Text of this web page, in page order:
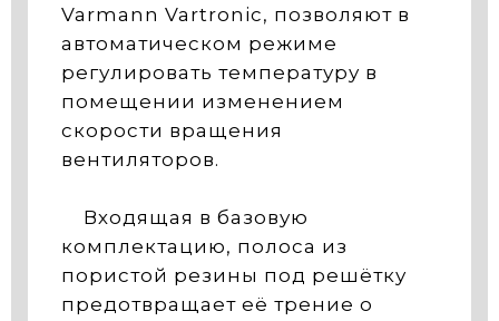
Varmann Vartronic, позволяют в
автоматическом режиме
регулировать температуру в
помещении изменением
скорости вращения
вентиляторов.
Входящая в базовую
комплектацию, полоса из
пористой резины под решётку
предотвращает её трение о